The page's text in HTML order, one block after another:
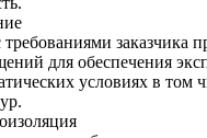
требованиями заказчика
для обеспечения
условиях в том